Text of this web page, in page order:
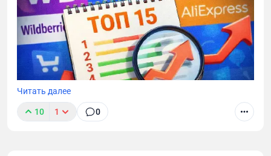
Читать далее
10 1 0